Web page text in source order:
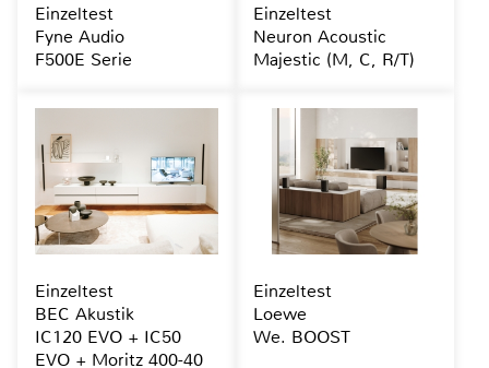
Einzeltest
Fyne Audio
F500E Serie
Einzeltest
Neuron Acoustic
Majestic (M, C, R/T)
Einzeltest
BEC Akustik
IC120 EVO + IC50
EVO + Moritz 400-40
Einzeltest
Loewe
We. BOOST